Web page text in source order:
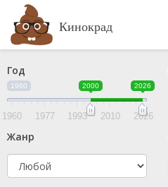
Кинокрад
Год
1960 2000 2026
1960 1977 1993 2010 2026
Жанр